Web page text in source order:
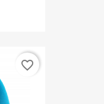
favorite_border